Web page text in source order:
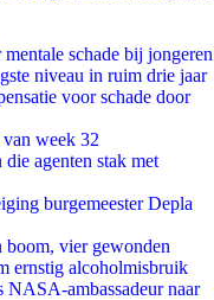
schade bij jongeren
niveau in ruim drie jaar
voor schade door
week 32
agenten stak met
burgemeester Depla
boom, vier gewonden
ernstig alcoholmisbruik
ambassadeur naar